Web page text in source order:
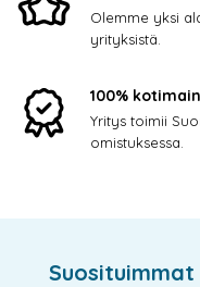
Olemme yksi
yrityksistä.
100%
Yritys toimii
omistuksessa.
Suosituimmat